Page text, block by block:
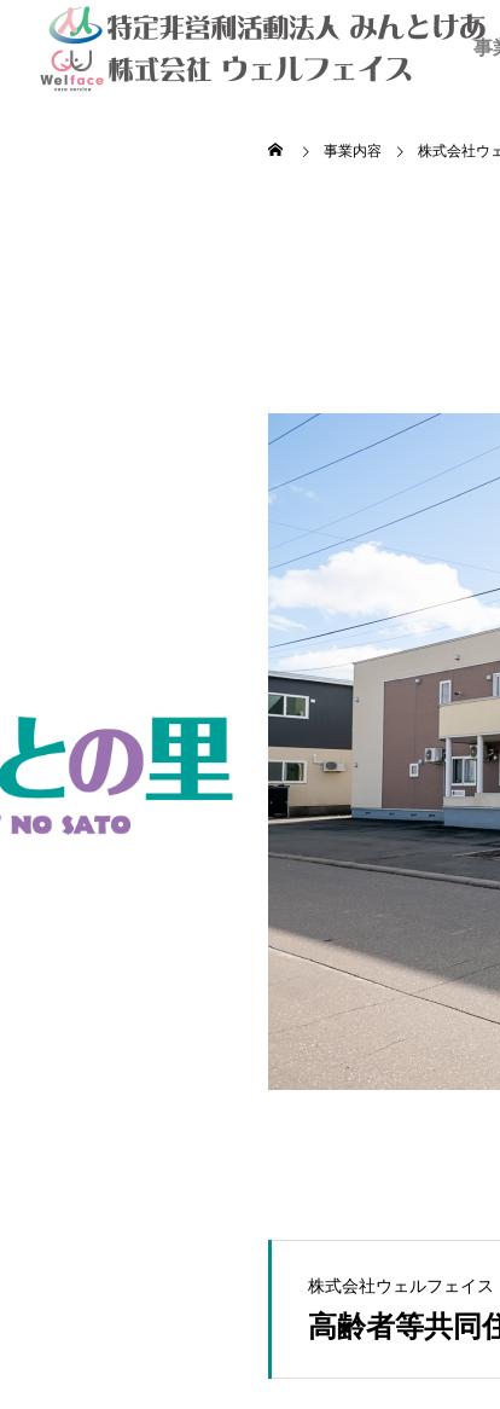
事
高齢者等共同住宅 みんとの里
事業内容 株式会社ウ
株式会社ウェルフェイス
高齢者等共同